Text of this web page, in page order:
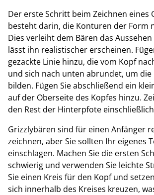
Der erste Schritt beim Zeichnen eines
besteht darin, die Konturen der Form
Dies verleiht dem Bären das
lässt ihn realistischer erscheinen.
gezackte Linie hinzu, die vom Kopf
und sich nach unten abrundet, um
bilden. Fügen Sie abschließend ein
auf der Oberseite des Kopfes hinzu.
den Rest der Hinterpfote
Grizzlybären sind für einen Anfänger
zeichnen, aber Sie sollten Ihr eigenes
einschlagen. Machen Sie die ersten
schwierig und verwenden Sie leichte
Sie einen Kreis für den Kopf und
sich innerhalb des Kreises kreuzen,